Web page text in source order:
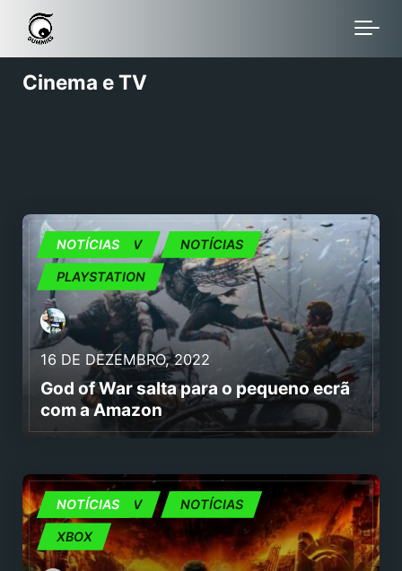
Skip to main content
Cinema e TV
CINEMA E TV NOTÍCIAS
PLAYSTATION
16 DE DEZEMBRO, 2022
God of War salta para o pequeno ecrã
com a Amazon
NOTÍCIAS
CINEMA E TV NOTÍCIAS
XBOX
NOTÍCIAS